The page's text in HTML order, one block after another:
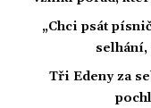
„Chci psát
Tři Edeny za